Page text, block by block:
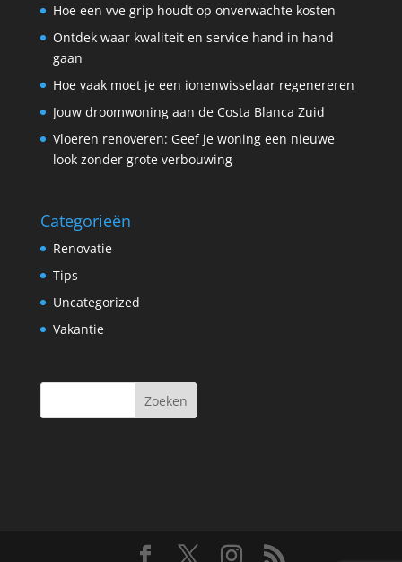
Hoe een vve grip houdt op onverwachte kosten
Ontdek waar kwaliteit en service hand in hand
gaan
Hoe vaak moet je een ionenwisselaar regenereren
Jouw droomwoning aan de Costa Blanca Zuid
Vloeren renoveren: Geef je woning een nieuwe
look zonder grote verbouwing
Categorieën
Renovatie
Tips
Uncategorized
Vakantie